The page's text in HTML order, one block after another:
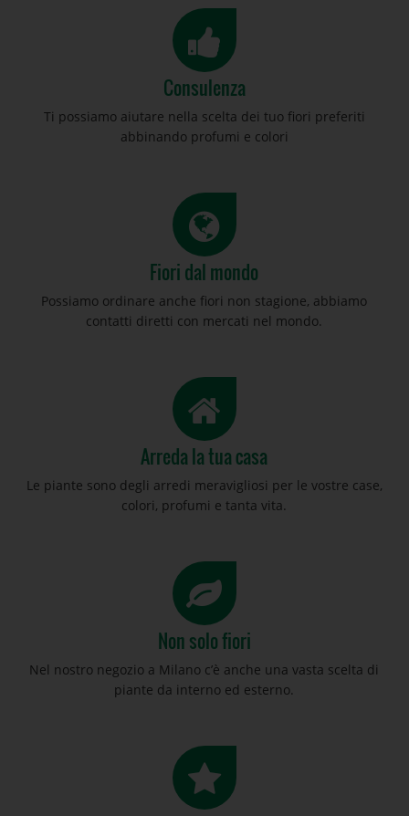
Consulenza
Ti possiamo aiutare nella scelta dei tuo fiori preferiti
abbinando profumi e colori
Fiori dal mondo
Possiamo ordinare anche fiori non stagione, abbiamo
contatti diretti con mercati nel mondo.
Arreda la tua casa
Le piante sono degli arredi meravigliosi per le vostre case,
colori, profumi e tanta vita.
Non solo fiori
Nel nostro negozio a Milano c’è anche una vasta scelta di
piante da interno ed esterno.